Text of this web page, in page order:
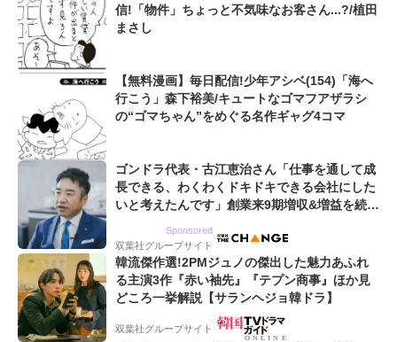
信!「物件」ちょっと不気味なお客さん...?/植田
まさし
【無料漫画】毎日配信!少年アシベ(154)「海へ
行こう」森下裕美/キュートなゴマフアザラシ
の“ゴマちゃん”をめぐる名作ギャグ4コマ
ゴンドラ代表・古江恵治さん「仕事を通して成
長できる、わくわくドキドキできる会社にした
いと考えたんです」創業来9期増収&増益を続け
Sponsored
双葉社グループサイト
韓流傑作選!2PMジュノの傑出した魅力あふれ
る主演3作『赤い袖先』『テプン商事』ほか見
どころ一挙解説【サランヘジョ韓ドラ】
双葉社グループサイト